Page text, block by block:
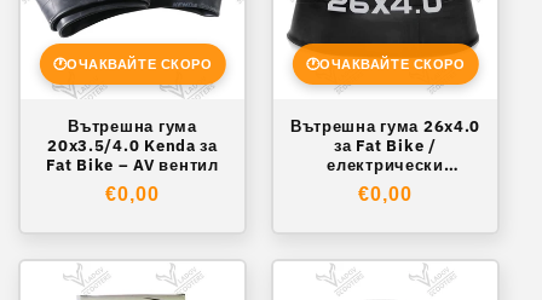
🕐ОЧАКВАЙТЕ СКОРО
Вътрешна гума
20x3.5/4.0 Kenda за
Fat Bike – AV вентил
Обичайна
€0,00
🕐ОЧАКВАЙТЕ СКОРО
Вътрешна гума 26x4.0
за Fat Bike /
електрически
велосипед – AV вентил
Обичайна
€0,00